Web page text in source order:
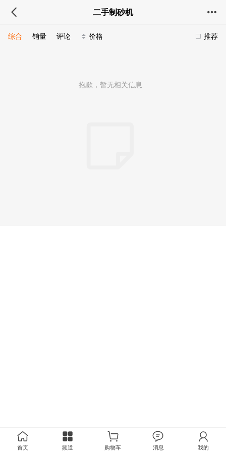
二手制砂机
推荐
综合 销量 评论 价格
抱歉，暂无相关信息
首页 频道 购物车 消息 我的